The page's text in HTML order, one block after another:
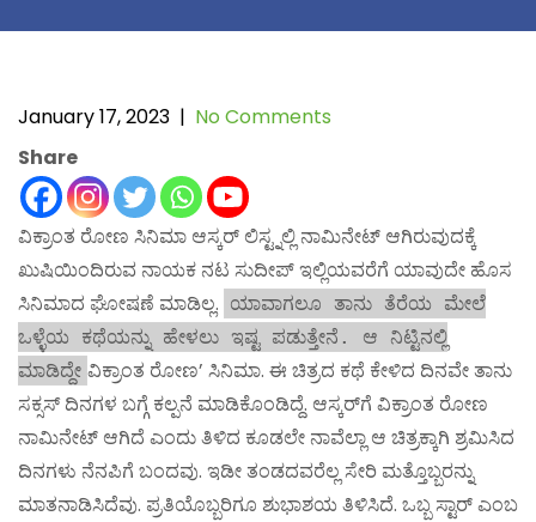
January 17, 2023 | No Comments
Share
ವಿಕ್ರಾಂತ ರೋಣ ಸಿನಿಮಾ ಆಸ್ಕರ್ ಲಿಸ್ಟ್ನಲ್ಲಿ ನಾಮಿನೇಟ್ ಆಗಿರುವುದಕ್ಕೆ
ಖುಷಿಯಿಂದಿರುವ ನಾಯಕ ನಟ ಸುದೀಪ್ ಇಲ್ಲಿಯವರೆಗೆ ಯಾವುದೇ ಹೊಸ
ಸಿನಿಮಾದ ಘೋಷಣೆ ಮಾಡಿಲ್ಲ. ಯಾವಾಗಲೂ ತಾನು ತೆರೆಯ ಮೇಲೆ
ಒಳ್ಳೆಯ ಕಥೆಯನ್ನು ಹೇಳಲು ಇಷ್ಟ ಪಡುತ್ತೇನೆ. ಆ ನಿಟ್ಟಿನಲ್ಲಿ
ಮಾಡಿದ್ದೇ ವಿಕ್ರಾಂತ ರೋಣ’ ಸಿನಿಮಾ. ಈ ಚಿತ್ರದ ಕಥೆ ಕೇಳಿದ ದಿನವೇ ತಾನು
ಸಕ್ಸಸ್ ದಿನಗಳ ಬಗ್ಗೆ ಕಲ್ಪನೆ ಮಾಡಿಕೊಂಡಿದ್ದೆ. ಆಸ್ಕರ್‌ಗೆ ವಿಕ್ರಾಂತ ರೋಣ
ನಾಮಿನೇಟ್ ಆಗಿದೆ ಎಂದು ತಿಳಿದ ಕೂಡಲೇ ನಾವೆಲ್ಲಾ ಆ ಚಿತ್ರಕ್ಕಾಗಿ ಶ್ರಮಿಸಿದ
ದಿನಗಳು ನೆನಪಿಗೆ ಬಂದವು. ಇಡೀ ತಂಡದವರೆಲ್ಲ ಸೇರಿ ಮತ್ತೊಬ್ಬರನ್ನು
ಮಾತನಾಡಿಸಿದೆವು. ಪ್ರತಿಯೊಬ್ಬರಿಗೂ ಶುಭಾಶಯ ತಿಳಿಸಿದೆ. ಒಬ್ಬ ಸ್ಟಾರ್ ಎಂಬ